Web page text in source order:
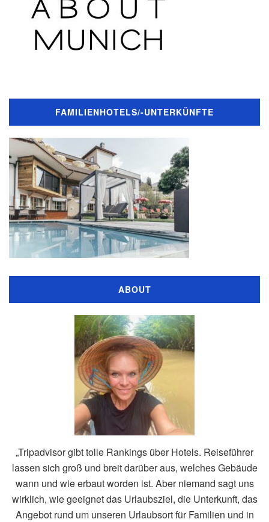
FAMILIENHOTELS/-UNTERKÜNFTE
ABOUT
„Tripadvisor gibt tolle Rankings über Hotels. Reiseführer
lassen sich groß und breit darüber aus, welches Gebäude
wann und wie erbaut worden ist. Aber niemand sagt uns
wirklich, wie geeignet das Urlaubsziel, die Unterkunft, das
Angebot rund um unseren Urlaubsort für Familien und in